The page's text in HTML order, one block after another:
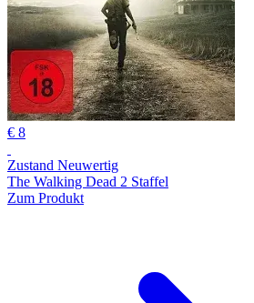
€ 8
Zustand Neuwertig
The Walking Dead 2 Staffel
Zum Produkt